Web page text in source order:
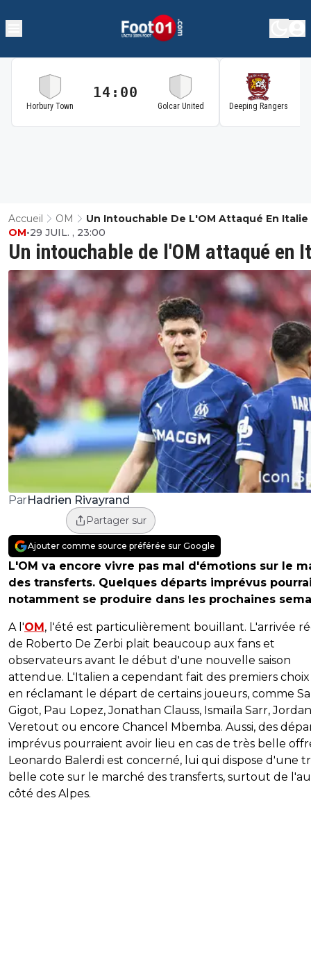
Horbury Town
14:00
Golcar United Deeping Rangers
Accueil OM Un Intouchable De L'OM Attaqué En Italie
Un intouchable de l'OM attaqué en
OM•29 JUIL. , 23:00
ParHadrien Rivayrand
Partager sur
Ajouter comme source préférée sur Google
L'OM va encore vivre pas mal d'émotions sur le
des transferts. Quelques départs imprévus
notamment se produire dans les prochaines
A l'OM , l'été est particulièrement bouillant. L'arrivée
de Roberto De Zerbi plait beaucoup aux fans et
observateurs avant le début d'une nouvelle saison
attendue. L'Italien a cependant fait des premiers
en réclamant le départ de certains joueurs, comme
Gigot, Pau Lopez, Jonathan Clauss, Ismaïla Sarr, Jordan
Veretout ou encore Chancel Mbemba. Aussi, des
imprévus pourraient avoir lieu en cas de très belle
Leonardo Balerdi est concerné, lui qui dispose d'une
belle cote sur le marché des transferts, surtout de
côté des Alpes.